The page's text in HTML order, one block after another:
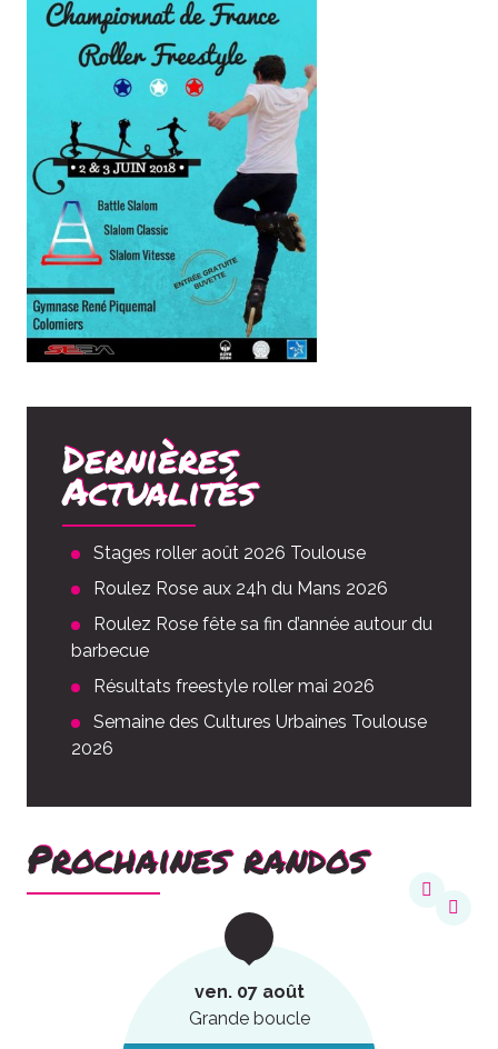
Dernières
Actualités
Stages roller août 2026 Toulouse
Roulez Rose aux 24h du Mans 2026
Roulez Rose fête sa fin d’année autour du
barbecue
Résultats freestyle roller mai 2026
Semaine des Cultures Urbaines Toulouse
2026
Prochaines randos
ven. 07 août
Grande boucle